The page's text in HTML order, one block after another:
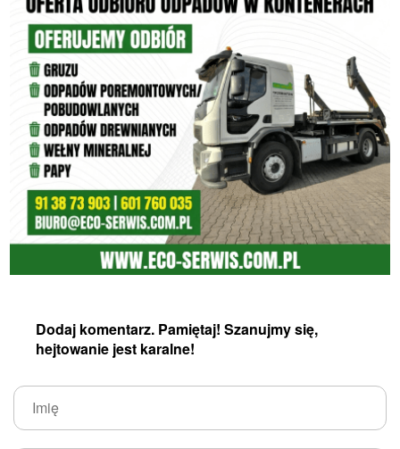
Dodaj komentarz. Pamiętaj! Szanujmy się,
hejtowanie jest karalne!